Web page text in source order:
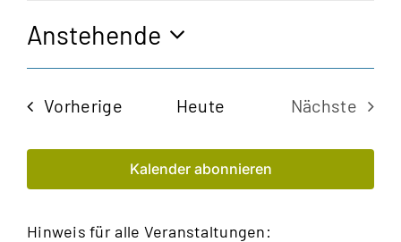
Anstehende
Datum
VorherigeVeranstaltungen
Heute
Nächste
Kalender abonnieren
Hinweis für alle Veranstaltungen: